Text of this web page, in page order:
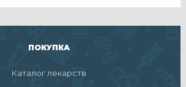
ПОКУПКА
Каталог лекарств